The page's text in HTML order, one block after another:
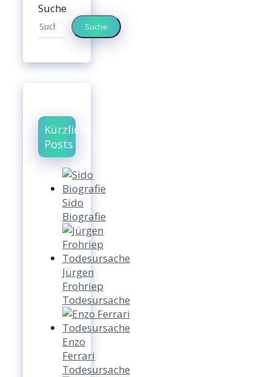
Suche
Suche
Kürzliche
Posts
Sido
Biografie
Jürgen
Frohriep
Todesursache
Enzo
Ferrari
Todesursache